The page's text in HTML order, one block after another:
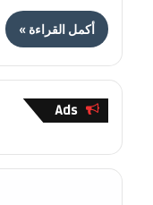
أكمل القراءة »
Ads